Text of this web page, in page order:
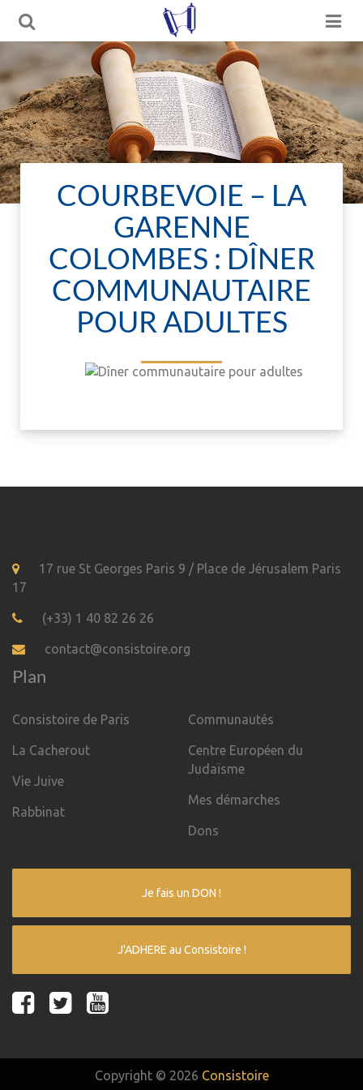
COURBEVOIE – LA
GARENNE
COLOMBES : DÎNER
COMMUNAUTAIRE
POUR ADULTES
17 rue St Georges Paris 9 / Place de Jérusalem Paris
17
(+33) 1 40 82 26 26
contact@consistoire.org
Plan
Consistoire de Paris
La Cacherout
Vie Juive
Rabbinat
Communautés
Centre Européen du
Judaïsme
Mes démarches
Dons
Je fais un DON !
J'ADHERE au Consistoire !
Copyright © 2026 Consistoire